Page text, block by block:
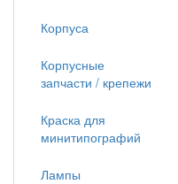
Корпуса
Корпусные
запчасти / крепежи
Краска для
минитипографий
Лампы